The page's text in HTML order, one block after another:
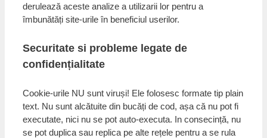
derulează aceste analize a utilizarii lor pentru a
îmbunătăți site-urile în beneficiul userilor.
Securitate si probleme legate de
confidențialitate
Cookie-urile NU sunt viruși! Ele folosesc formate tip plain
text. Nu sunt alcătuite din bucăți de cod, așa că nu pot fi
executate, nici nu se pot auto-executa. In consecință, nu
se pot duplica sau replica pe alte rețele pentru a se rula